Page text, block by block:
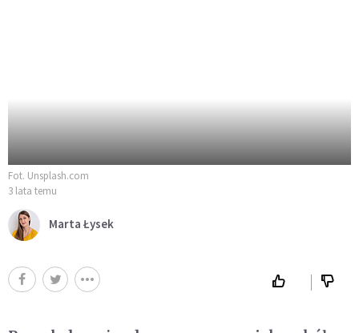
Fot. Unsplash.com
3 lata temu
Marta Łysek